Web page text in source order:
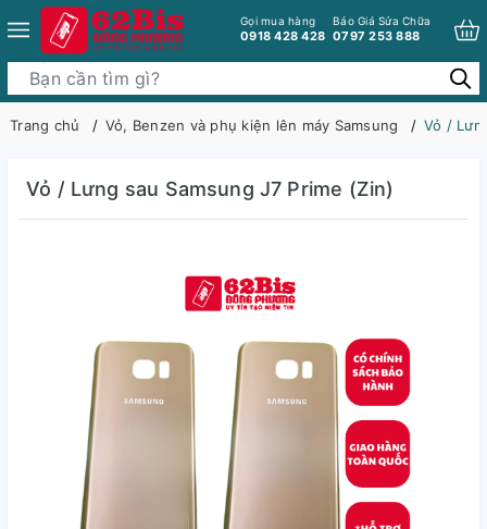
Gọi mua hàng
0918 428 428
Báo Giá Sửa Chữa
0797 253 888
Trang chủ Vỏ, Benzen và phụ kiện lên máy Samsung Vỏ /
Vỏ / Lưng sau Samsung J7 Prime (Zin)